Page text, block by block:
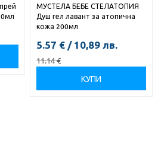
МУСТЕЛА БЕБЕ СТЕЛАТОПИЯ
Душ гел лавант за атопична
кожа 200мл
5.57 € / 10,89 лв.
11.14€
КУПИ